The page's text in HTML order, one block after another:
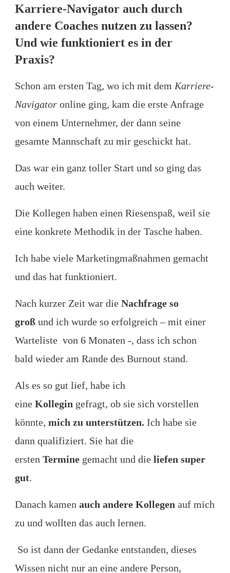
Karriere-Navigator auch durch
andere Coaches nutzen zu lassen?
Und wie funktioniert es in der
Praxis?
Schon am ersten Tag, wo ich mit dem Karriere-
Navigator online ging, kam die erste Anfrage
von einem Unternehmer, der dann seine
gesamte Mannschaft zu mir geschickt hat.
Das war ein ganz toller Start und so ging das
auch weiter.
Die Kollegen haben einen Riesenspaß, weil sie
eine konkrete Methodik in der Tasche haben.
Ich habe viele Marketingmaßnahmen gemacht
und das hat funktioniert.
Nach kurzer Zeit war die Nachfrage so
groß und ich wurde so erfolgreich – mit einer
Warteliste von 6 Monaten -, dass ich schon
bald wieder am Rande des Burnout stand.
Als es so gut lief, habe ich
eine Kollegin gefragt, ob sie sich vorstellen
könnte, mich zu unterstützen. Ich habe sie
dann qualifiziert. Sie hat die
ersten Termine gemacht und die liefen super
gut.
Danach kamen auch andere Kollegen auf mich
zu und wollten das auch lernen.
So ist dann der Gedanke entstanden, dieses
Wissen nicht nur an eine andere Person,